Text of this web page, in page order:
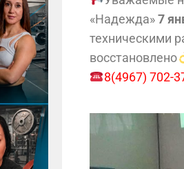
«Надежда»7
техническими
восстановлено
8(4967) 702-